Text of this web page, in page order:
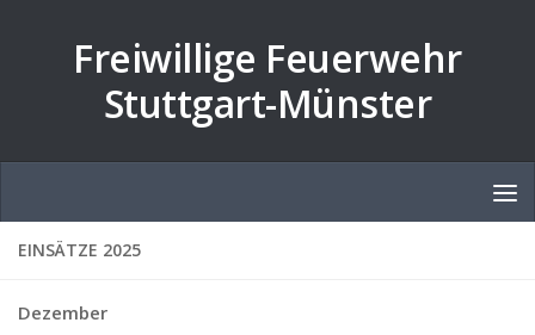
Freiwillige Feuerwehr
Stuttgart-Münster
EINSÄTZE 2025
Dezember